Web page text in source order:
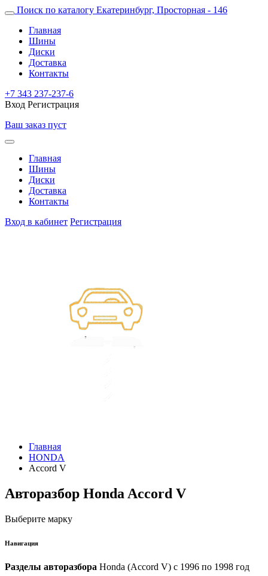
Поиск по каталогу Екатеринбург, Просторная - 146
Главная
Шины
Диски
Доставка
Контакты
+7 343 237-237-6
Вход Регистрация
Ваш заказ пуст
Главная
Шины
Диски
Доставка
Контакты
Вход в кабинет Регистрация
Главная
HONDA
Accord V
Авторазбор Honda Accord V
Выберите марку
Навигация
Разделы авторазбора Honda (Accord V) с 1996 по 1998 год